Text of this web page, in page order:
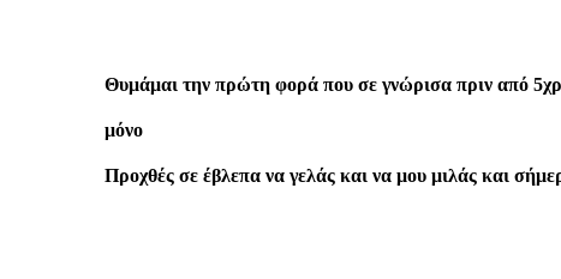
Θυμάμαι την πρώτη φορά που σε γνώρισα πριν από
μόνο
Προχθές σε έβλεπα να γελάς και να μου μιλάς και